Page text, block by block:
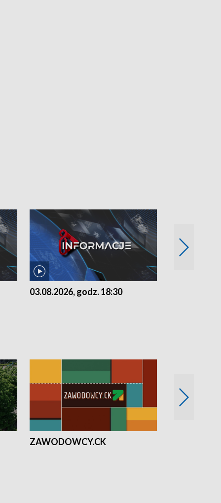
03.08.2026, godz. 18:30
ZAWODOWCY.CK